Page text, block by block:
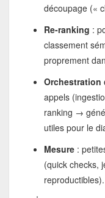
découpage («
Re-ranking :
classement
proprement
Orchestration
appels
ranking →
utiles pour le
Mesure:
(quick checks,
reproductibles).